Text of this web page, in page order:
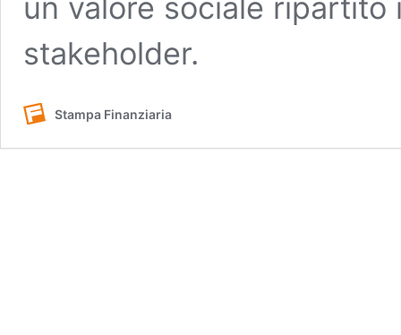
un valore sociale
stakeholder.
Stampa Finanziaria